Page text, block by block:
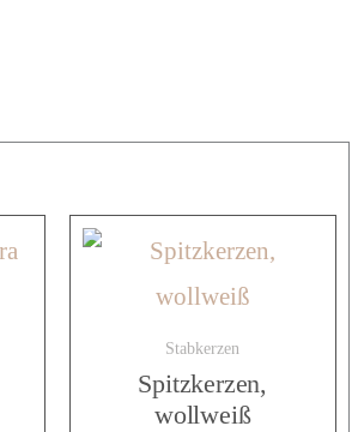
Stabkerzen
Spitzkerzen,
wollweiß